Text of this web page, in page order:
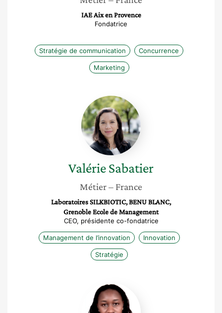
IAE Aix en Provence
Fondatrice
Stratégie de communication Concurrence
Marketing
Valérie
Sabatier
ValérieSabatier
Métier– France
Laboratoires SILKBIOTIC, BENU BLANC,
Grenoble Ecole de Management
CEO, présidente co-fondatrice
Management de l’innovation Innovation
Stratégie
Yvette
Baranyizigiye